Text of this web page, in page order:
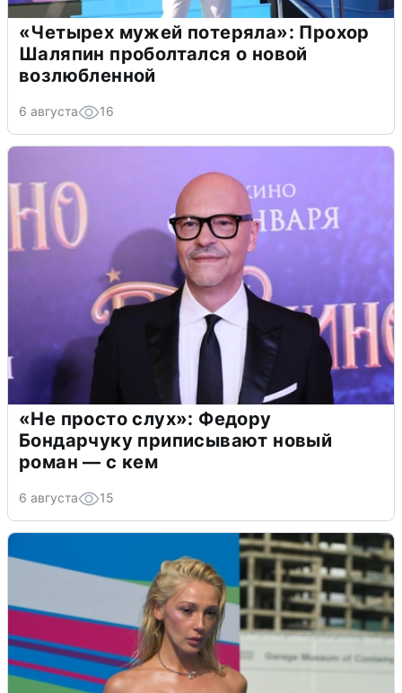
«Четырех мужей потеряла»: Прохор
Шаляпин проболтался о новой
возлюбленной
6 августа 16
«Не просто слух»: Федору
Бондарчуку приписывают новый
роман — с кем
6 августа 15